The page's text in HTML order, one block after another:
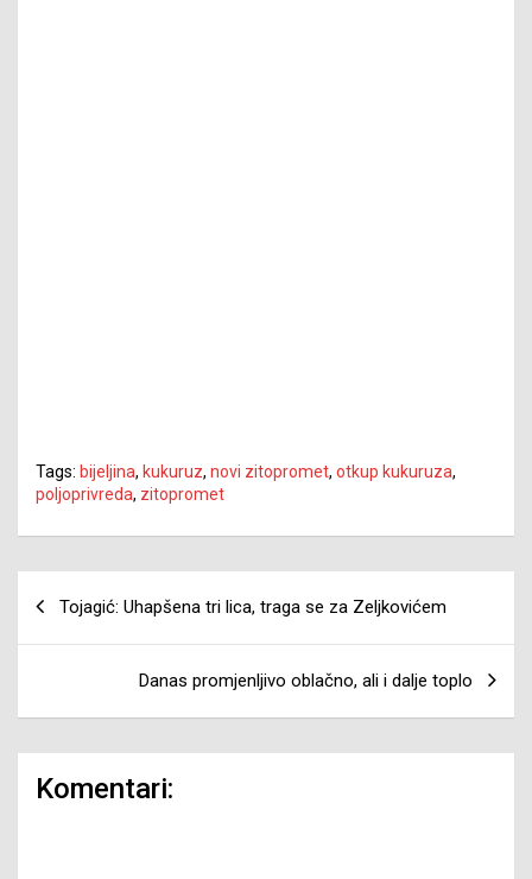
Tags: bijeljina, kukuruz, novi zitopromet, otkup kukuruza,
poljoprivreda, zitopromet
članaka
Tojagić: Uhapšena tri lica, traga se za Zeljkovićem
Danas promjenljivo oblačno, ali i dalje toplo
Komentari: